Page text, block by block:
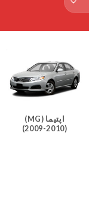
اپتیما (MG)
(2009-2010)